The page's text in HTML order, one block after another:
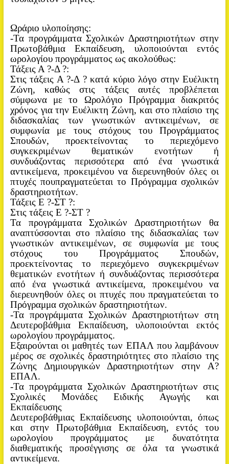
Ωράριο υλοποίησης:
-Τα προγράμματα Σχολικών Δραστηριοτήτων στην
Πρωτοβάθμια Εκπαίδευση, υλοποιούνται εντός
ωρολογίου προγράμματος ως ακολούθως:
Τάξεις Α ?-Δ ?:
Στις τάξεις Α ?-Δ ? κατά κύριο λόγο στην Ευέλικτη
Ζώνη, καθώς στις τάξεις αυτές προβλέπεται
σύμφωνα με το Ωρολόγιο Πρόγραμμα διακριτός
χρόνος για την Ευέλικτη Ζώνη, και στο πλαίσιο της
διδασκαλίας των γνωστικών αντικειμένων, σε
συμφωνία με τους στόχους του Προγράμματος
Σπουδών, προεκτείνοντας το περιεχόμενο
συγκεκριμένων θεματικών ενοτήτων ή
συνδυάζοντας περισσότερα από ένα γνωστικά
αντικείμενα, προκειμένου να διερευνηθούν όλες οι
πτυχές πουπραγματεύεται το Πρόγραμμα σχολικών
δραστηριοτήτων.
Τάξεις Ε ?-ΣΤ ?:
Στις τάξεις Ε ?-ΣΤ ?
Τα προγράμματα Σχολικών Δραστηριοτήτων θα
αναπτύσσονται στο πλαίσιο της διδασκαλίας των
γνωστικών αντικειμένων, σε συμφωνία με τους
στόχους του Προγράμματος Σπουδών,
προεκτείνοντας το περιεχόμενο συγκεκριμένων
θεματικών ενοτήτων ή συνδυάζοντας περισσότερα
από ένα γνωστικά αντικείμενα, προκειμένου να
διερευνηθούν όλες οι πτυχές που πραγματεύεται το
Πρόγραμμα σχολικών δραστηριοτήτων.
-Τα προγράμματα Σχολικών Δραστηριοτήτων στη
Δευτεροβάθμια Εκπαίδευση, υλοποιούνται εκτός
ωρολογίου προγράμματος.
Εξαιρούνται οι μαθητές των ΕΠΑΛ που λαμβάνουν
μέρος σε σχολικές δραστηριότητες στο πλαίσιο της
Ζώνης Δημιουργικών Δραστηριοτήτων στην Α?
ΕΠΑΛ.
-Τα προγράμματα Σχολικών Δραστηριοτήτων στις
Σχολικές Μονάδες Ειδικής Αγωγής και
Εκπαίδευσης
Δευτεροβάθμιας Εκπαίδευσης υλοποιούνται, όπως
και στην Πρωτοβάθμια Εκπαίδευση, εντός του
ωρολογίου προγράμματος με δυνατότητα
διαθεματικής προσέγγισης σε όλα τα γνωστικά
αντικείμενα.